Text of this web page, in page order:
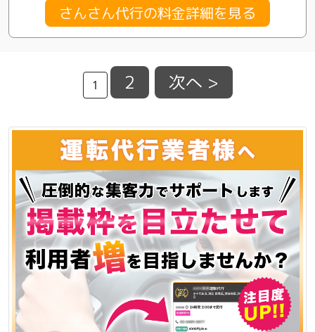
さんさん代行の料金詳細を見る
1 2 次へ >